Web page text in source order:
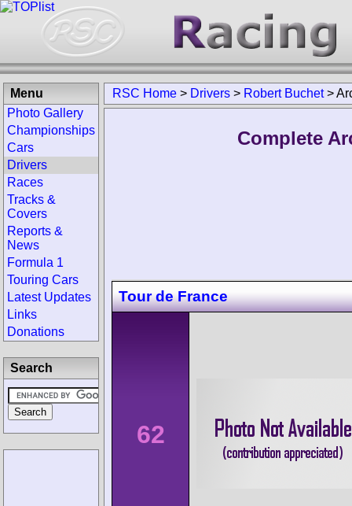
RSC Home > Drivers > Robert Buchet>
Complete
Tour de France
62
Menu
Photo Gallery
Championships
Cars
Drivers
Races
Tracks &
Covers
Reports &
News
Formula 1
Touring Cars
Latest Updates
Links
Donations
Search